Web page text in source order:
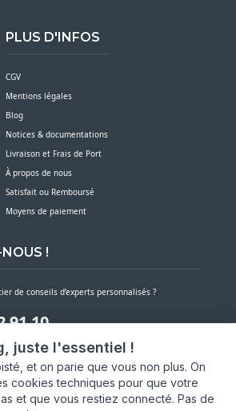
juste l'essentiel !
et on parie que vous non plus. On
cookies techniques pour que votre
et que vous restiez connecté. Pas de
PLUS D'INFOS
CGV
Mentions légales
Blog
Notices & documentations
Livraison et Frais de Port
À propos de nous
Satisfait ou Remboursé
Moyens de paiement
!
de conseils d’experts personnalisés ?
91 10
votre écoute du lundi au vendredi de 7h30 à 16h
PAR MESSAGE